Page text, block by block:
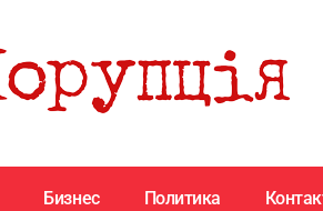
Бизнес Политика